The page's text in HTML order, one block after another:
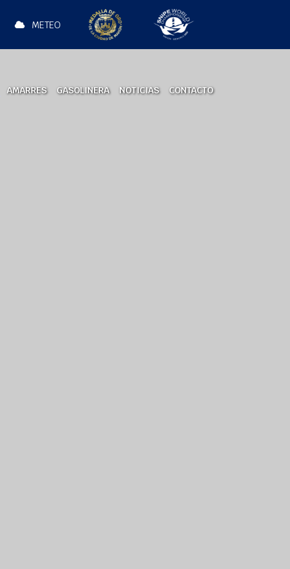
METEO
AMARRES GASOLINERA NOTICIAS CONTACTO